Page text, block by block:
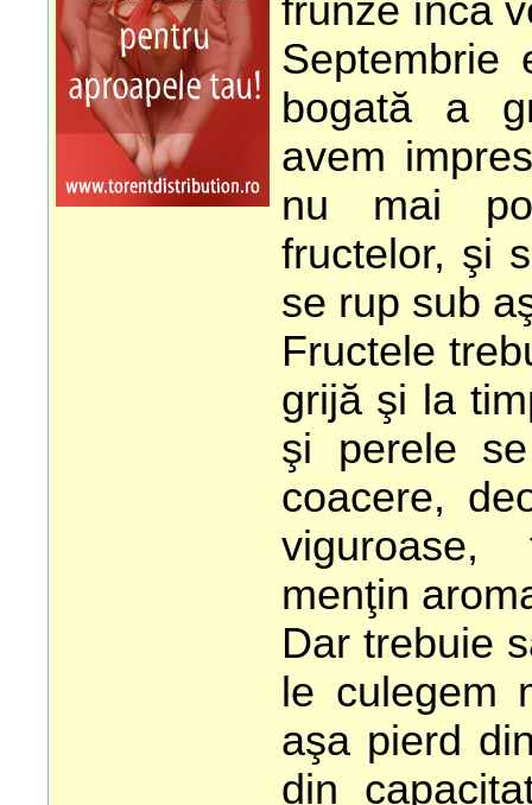
frunze încă
Septembrie
bogată a
avem
nu mai
fructelor, şi
se rup sub
Fructele
grijă şi la
şi perele
coacere,
menţin
Dar trebuie
le culegem
aşa pierd
din